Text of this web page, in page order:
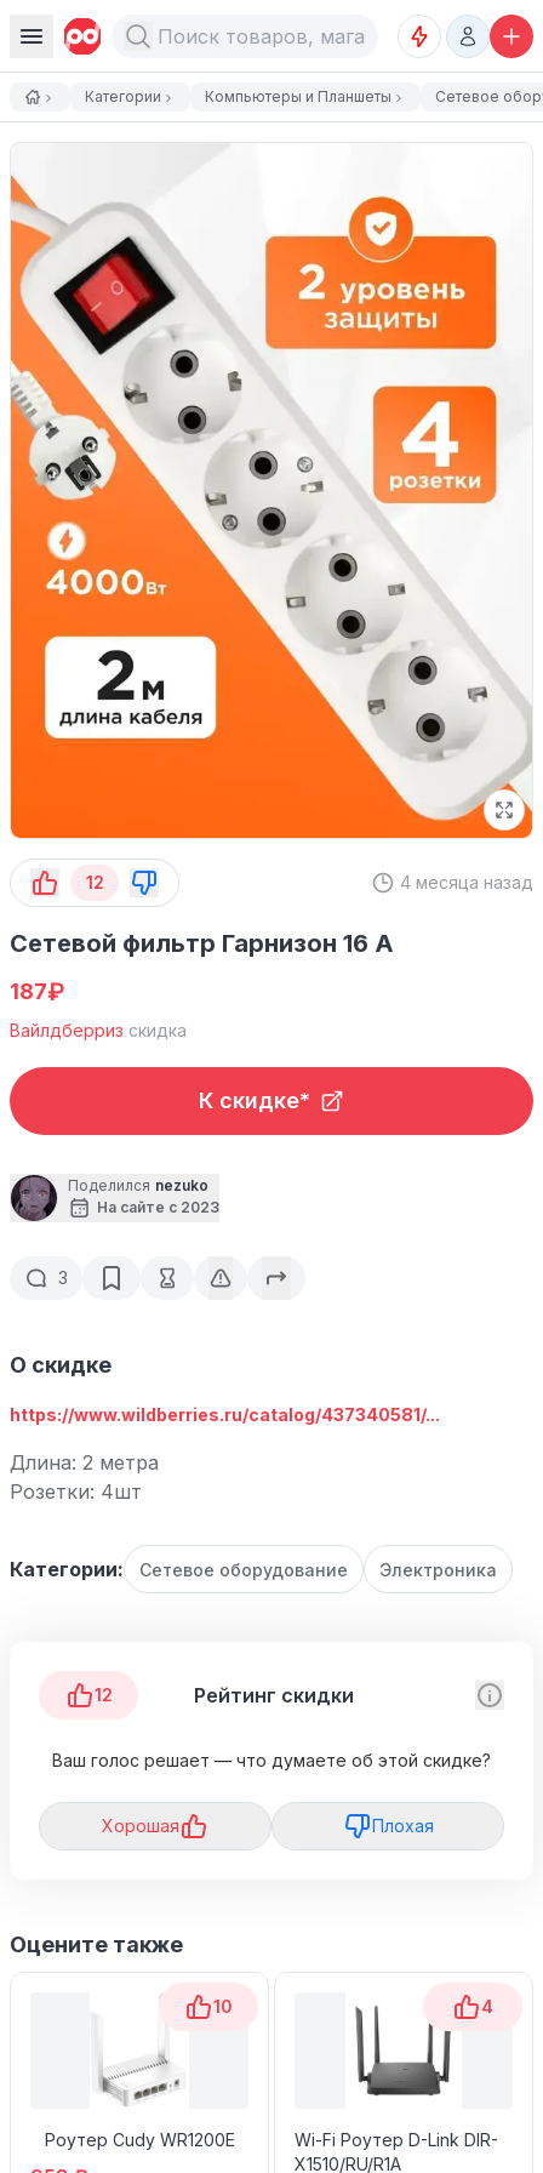
Категории Компьютеры и Планшеты Сетевое
12 4 месяца назад
Сетевой фильтр Гарнизон 16 А
187₽
Вайлдберриз скидка
К скидке*
Поделился nezuko
На сайте с 2023
3
О скидке
https://www.wildberries.ru/catalog/437340581/...
Длина: 2 метра
Розетки: 4шт
Категории: Сетевое оборудование Электроника
12 Рейтинг скидки
Ваш голос решает — что думаете об этой скидке?
Хорошая Плохая
Оцените также
10
Роутер Cudy WR1200E
4
Wi-Fi Роутер D-Link DIR-
X1510/RU/R1A